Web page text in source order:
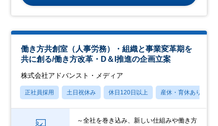
働き方共創室（人事労務）・組織と事業変革期を
共に創る/働き方改革・D＆I推進の企画立案
株式会社アドバンスト・メディア
正社員採用 土日祝休み 休日120日以上 産休・育休あり
～全社を巻き込み、新しい仕組みや働き方